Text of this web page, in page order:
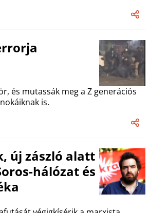
és mutassák meg a Z generációs
is.
új zászló alatt
hálózat és